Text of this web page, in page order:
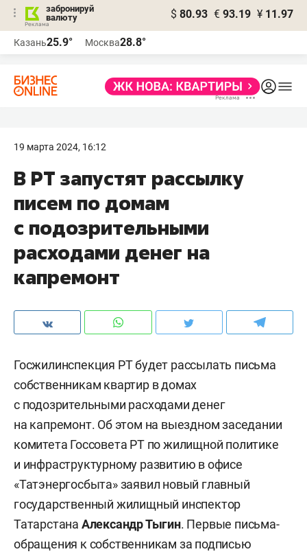
забронируй
валюту
$ 80.93 € 93.19 ¥ 11.97
Казань25.9° Москва28.8°
19 марта 2024, 16:12
В РТ запустят рассылку
писем по домам
с подозрительными
расходами денег на
капремонт
Госжилинспекция РТ будет рассылать письма
собственникам квартир в домах
с подозрительными расходами денег
на капремонт. Об этом на выездном заседании
комитета Госсовета РТ по жилищной политике
и инфраструктурному развитию в офисе
«Татэнергосбыта» заявил новый главный
государственный жилищный инспектор
Татарстана Александр Тыгин. Первые письма-
обращения к собственникам за подписью